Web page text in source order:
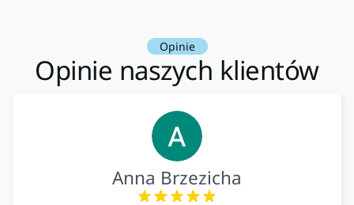
Opinie
Opinie naszych klientów
Anna Brzezicha